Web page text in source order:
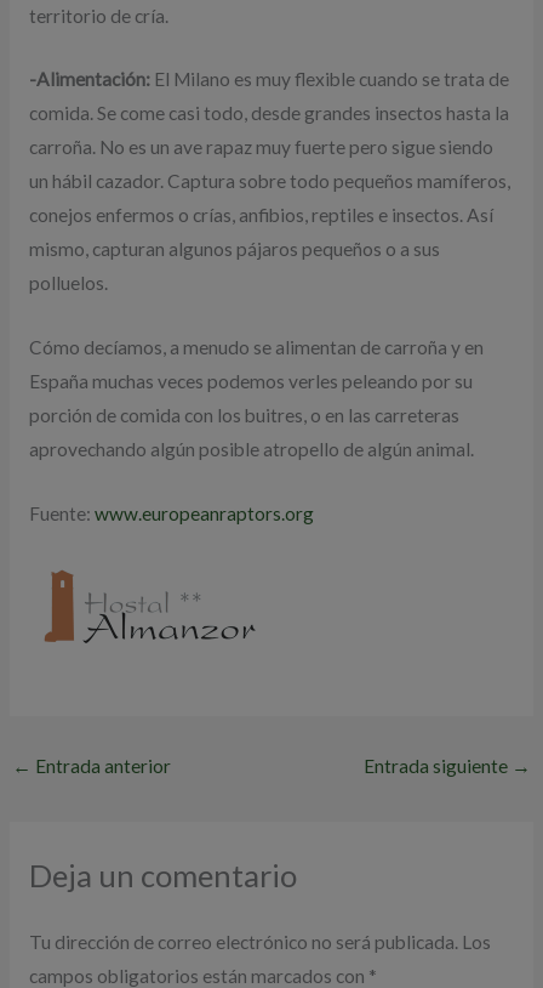
territorio de cría.
-Alimentación:El Milano es muy flexible cuando se trata de
comida. Se come casi todo, desde grandes insectos hasta la
carroña. No es un ave rapaz muy fuerte pero sigue siendo
un hábil cazador. Captura sobre todo pequeños mamíferos,
conejos enfermos o crías, anfibios, reptiles e insectos. Así
mismo, capturan algunos pájaros pequeños o a sus
polluelos.
Cómo decíamos, a menudo se alimentan de carroña y en
España muchas veces podemos verles peleando por su
porción de comida con los buitres, o en las carreteras
aprovechando algún posible atropello de algún animal.
Fuente: www.europeanraptors.org
← Entrada anterior Entrada siguiente →
Deja un comentario
Tu dirección de correo electrónico no será publicada. Los
campos obligatorios están marcados con *